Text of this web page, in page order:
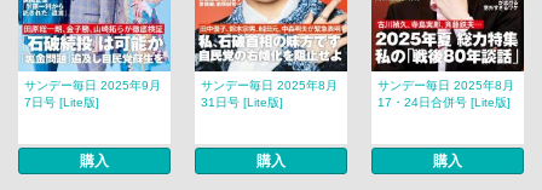
サンデー毎日 2025年9月
7日号 [Lite版]
購入
サンデー毎日 2025年8月
31日号 [Lite版]
購入
サンデー毎日 2025年8月
17・24日合併号 [Lite版]
購入